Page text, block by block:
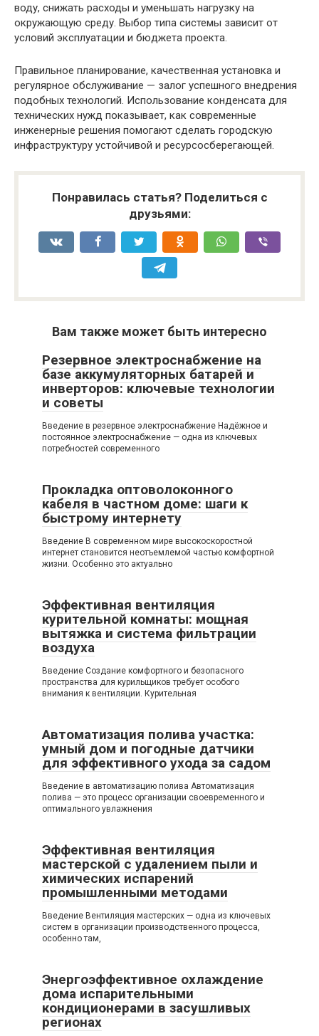
воду, снижать расходы и уменьшать нагрузку на
окружающую среду. Выбор типа системы зависит от
условий эксплуатации и бюджета проекта.
Правильное планирование, качественная установка и
регулярное обслуживание — залог успешного внедрения
подобных технологий. Использование конденсата для
технических нужд показывает, как современные
инженерные решения помогают сделать городскую
инфраструктуру устойчивой и ресурсосберегающей.
Понравилась статья? Поделиться с
друзьями:
Вам также может быть интересно
Резервное электроснабжение на
базе аккумуляторных батарей и
инверторов: ключевые технологии
и советы
Введение в резервное электроснабжение Надёжное и
постоянное электроснабжение — одна из ключевых
потребностей современного
Прокладка оптоволоконного
кабеля в частном доме: шаги к
быстрому интернету
Введение В современном мире высокоскоростной
интернет становится неотъемлемой частью комфортной
жизни. Особенно это актуально
Эффективная вентиляция
курительной комнаты: мощная
вытяжка и система фильтрации
воздуха
Введение Создание комфортного и безопасного
пространства для курильщиков требует особого
внимания к вентиляции. Курительная
Автоматизация полива участка:
умный дом и погодные датчики
для эффективного ухода за садом
Введение в автоматизацию полива Автоматизация
полива — это процесс организации своевременного и
оптимального увлажнения
Эффективная вентиляция
мастерской с удалением пыли и
химических испарений
промышленными методами
Введение Вентиляция мастерских — одна из ключевых
систем в организации производственного процесса,
особенно там,
Энергоэффективное охлаждение
дома испарительными
кондиционерами в засушливых
регионах